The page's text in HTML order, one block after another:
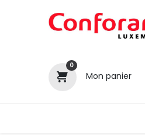
0
Mon panier